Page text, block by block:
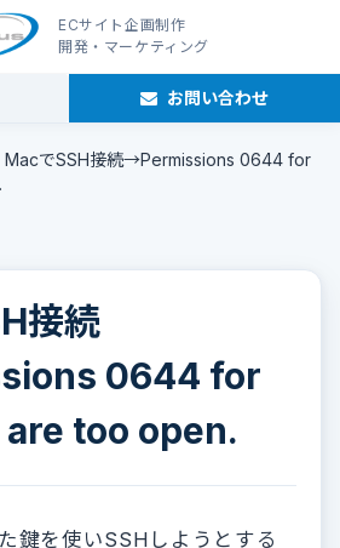
ECサイト企画制作
開発・マーケティング
お問い合わせ
MacでSSH接続→Permissions 0644 for
接続
0644 for
are too open.
鍵を使いSSHしようとする